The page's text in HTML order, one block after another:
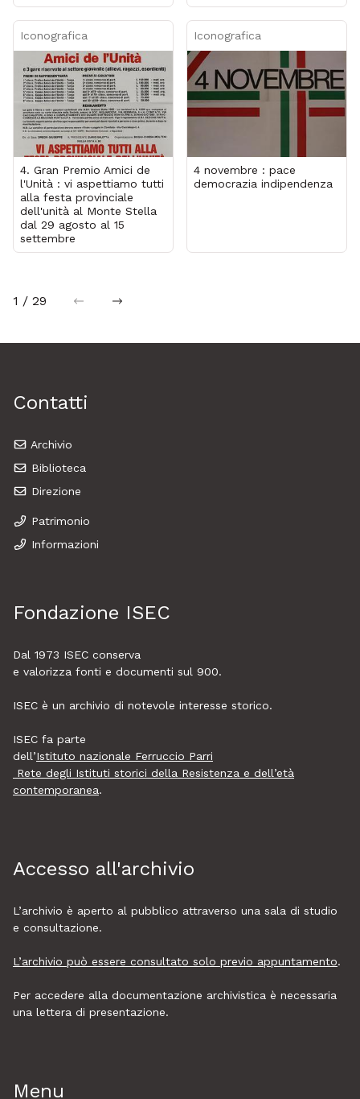
Iconografica
4. Gran Premio Amici de
l'Unità : vi aspettiamo tutti
alla festa provinciale
dell'unità al Monte Stella
dal 29 agosto al 15
settembre
Iconografica
4 novembre : pace
democrazia indipendenza
1 / 29 precedentesuccessiva
Contatti
Archivio
Biblioteca
Direzione
Patrimonio
Informazioni
Fondazione ISEC
Dal 1973 ISEC conserva
e valorizza fonti e documenti sul 900.
ISEC è un archivio di notevole interesse storico.
ISEC fa parte
dell’Istituto nazionale Ferruccio Parri
Rete degli Istituti storici della Resistenza e dell’età
contemporanea.
Accesso all'archivio
L’archivio è aperto al pubblico attraverso una sala di studio
e consultazione.
L’archivio può essere consultato solo previo appuntamento.
Per accedere alla documentazione archivistica è necessaria
una lettera di presentazione.
Menu